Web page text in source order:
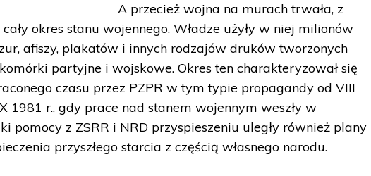
A przecież wojna na murach trwała, z
okres stanu wojennego. Władze użyły w niej milionów
afiszy, plakatów i innych rodzajów druków tworzonych
partyjne i wojskowe. Okres ten charakteryzował się
czasu przez PZPR w tym typie propagandy od VIII
1981 r., gdy prace nad stanem wojennym weszły w
pomocy z ZSRR i NRD przyspieszeniu uległy również plany
przyszłego starcia z częścią własnego narodu.